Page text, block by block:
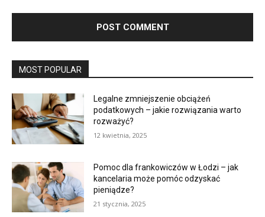
MOST POPULAR
Legalne zmniejszenie obciążeń
podatkowych – jakie rozwiązania warto
rozważyć?
12 kwietnia, 2025
Pomoc dla frankowiczów w Łodzi – jak
kancelaria może pomóc odzyskać
pieniądze?
21 stycznia, 2025